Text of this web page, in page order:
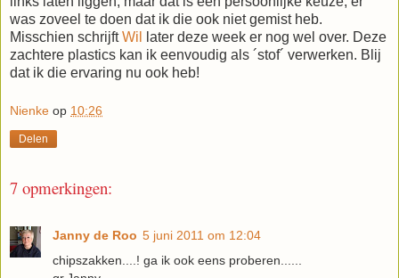
was zoveel te doen dat ik die ook niet gemist heb.
Misschien schrijftWil
later deze week er nog wel over. Deze
zachtere plastics kan ik eenvoudig als ´stof´ verwerken. Blij
dat ik die ervaring nu ook heb!
Nienke op 10:26
Delen
7 opmerkingen:
Janny de Roo 5 juni 2011 om 12:04
chipszakken....! ga ik ook eens proberen......